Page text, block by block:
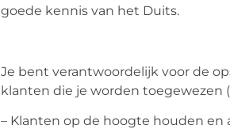
goede kennis van het Duits.
Je bent verantwoordelijk voor de
klanten die je worden toegewezen
– Klanten op de hoogte houden